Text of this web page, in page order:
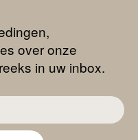
over onze
in uw inbox.